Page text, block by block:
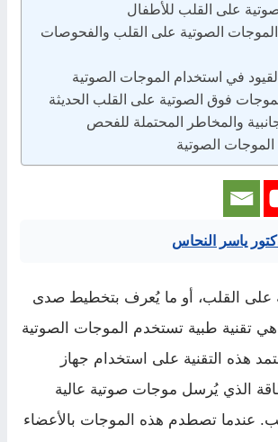
على القلب للأطفال
الموجات الصوتية على القلب والفحوصات
في استخدام الموجات الصوتية
فوق الصوتية على القلب الحديثة
والمخاطر المحتملة للفحص
الموجات الصوتية
ياسر النحاس
على القلب، أو ما يُعرف بتخطيط صدى
هي تقنية طبية تستخدم الموجات الصوتية
هذه التقنية على استخدام جهاز
الذي يُرسل موجات صوتية عالية
عندما تصطدم هذه الموجات بالأعضاء